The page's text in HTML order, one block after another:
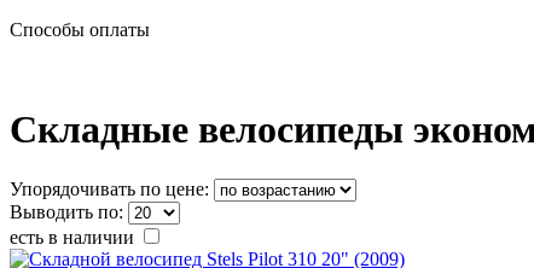
Способы оплаты
Складные велосипеды
Упорядочивать по цене:
Выводить по:
есть в наличии